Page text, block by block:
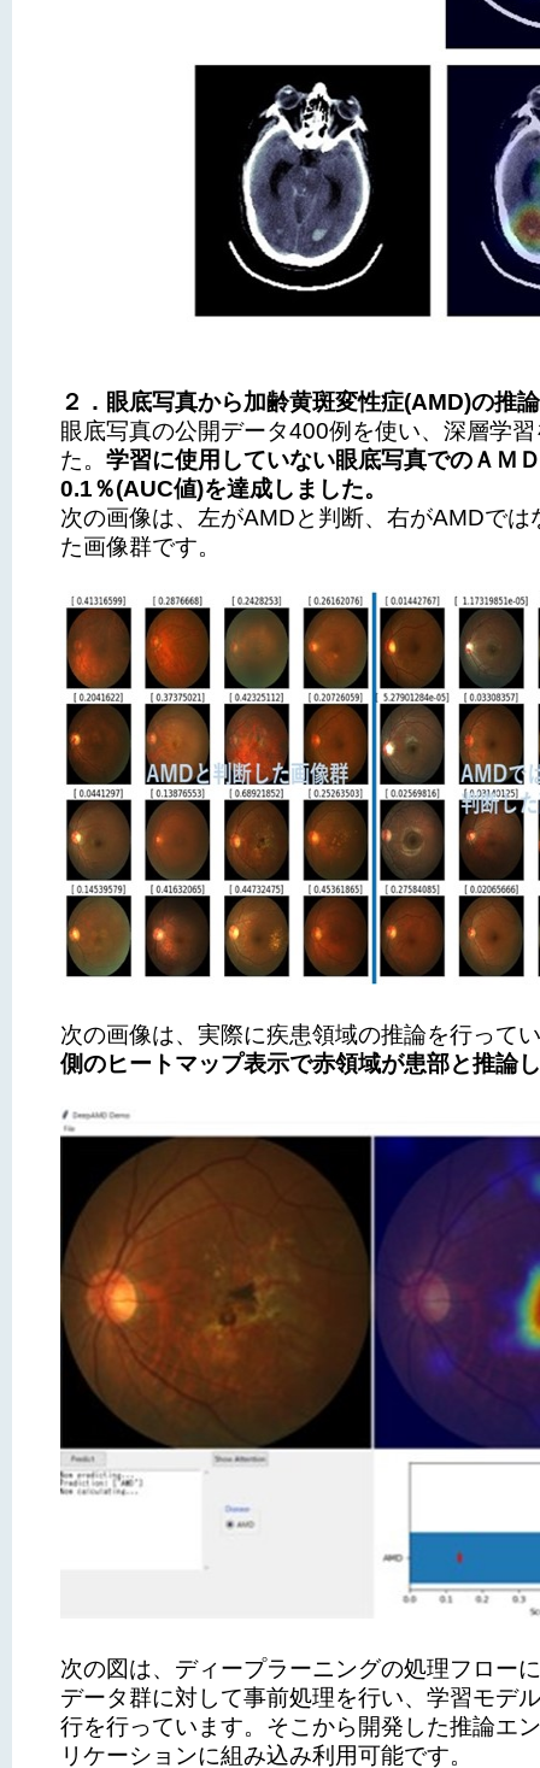
２．眼底写真から加齢黄斑変性症(AMD)の推
眼底写真の公開データ400例を使い、深層学
た。 学習に使用していない眼底写真でのＡＭ
0.1％(AUC値)を達成しました。
次の画像は、左がAMDと判断、右がAMDでは
た画像群です。
次の画像は、実際に疾患領域の推論を行って
側のヒートマップ表示で赤領域が患部と推論
次の図は、ディープラーニングの処理フロー
データ群に対して事前処理を行い、学習モデ
行を行っています。そこから開発した推論エ
リケーションに組み込み利用可能です。